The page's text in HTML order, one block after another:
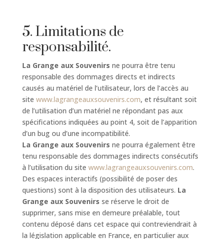
5. Limitations de
responsabilité.
La Grange aux Souvenirs ne pourra être tenu
responsable des dommages directs et indirects
causés au matériel de l’utilisateur, lors de l’accès au
site www.lagrangeauxsouvenirs.com, et résultant soit
de l’utilisation d’un matériel ne répondant pas aux
spécifications indiquées au point 4, soit de l’apparition
d’un bug ou d’une incompatibilité.
La Grange aux Souvenirs ne pourra également être
tenu responsable des dommages indirects consécutifs
à l’utilisation du site www.lagrangeauxsouvenirs.com.
Des espaces interactifs (possibilité de poser des
questions) sont à la disposition des utilisateurs. La
Grange aux Souvenirs se réserve le droit de
supprimer, sans mise en demeure préalable, tout
contenu déposé dans cet espace qui contreviendrait à
la législation applicable en France, en particulier aux